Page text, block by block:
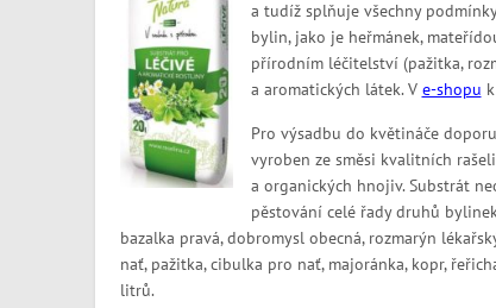
a tudíž splňuje všechny
bylin, jako je heřmánek,
přírodním léčitelství (pažitka,
a aromatických látek. V e-shopu
Pro výsadbu do květináče
vyroben ze směsi kvalitních
a organických hnojiv. Substrát
pěstování celé řady druhů
bazalka pravá, dobromysl obecná, rozmarýn
nať, pažitka, cibulka pro nať, majoránka, kopr,
litrů.